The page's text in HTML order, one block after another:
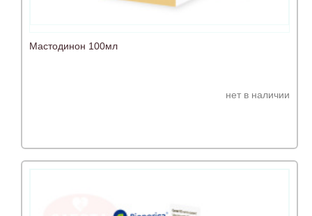
Мастодинон 100мл
нет в наличии